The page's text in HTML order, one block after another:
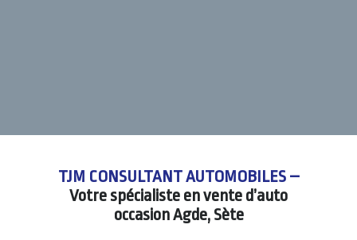
TJM CONSULTANT AUTOMOBILES –
Votre spécialiste en vente d’auto
occasion Agde, Sète